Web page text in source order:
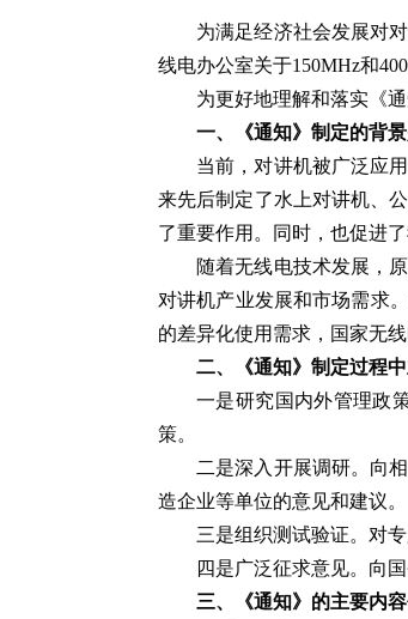
为满足经济社会发展对
线电办公室关于150MHz和
为更好地理解和落实《
一、《通知》制定的背
当前，对讲机被广泛应
来先后制定了水上对讲机、
了重要作用。同时，也促进
随着无线电技术发展，
对讲机产业发展和市场需求
的差异化使用需求，国家无
二、《通知》制定过程
一是研究国内外管理政
策。
二是深入开展调研。向
造企业等单位的意见和建议。
三是组织测试验证。对
四是广泛征求意见。向
三、《通知》的主要内